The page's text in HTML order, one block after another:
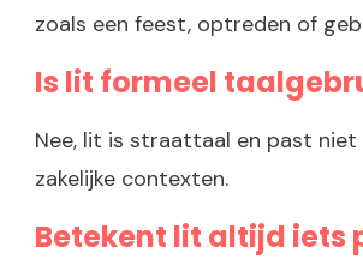
zoals een feest, optreden of
Is lit formeel
Nee, lit is straattaal en past
zakelijke contexten.
Betekent lit altijd iets